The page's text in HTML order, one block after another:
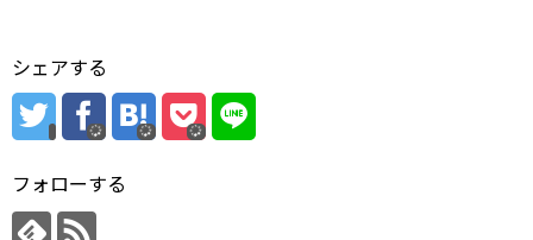
シェアする
フォローする